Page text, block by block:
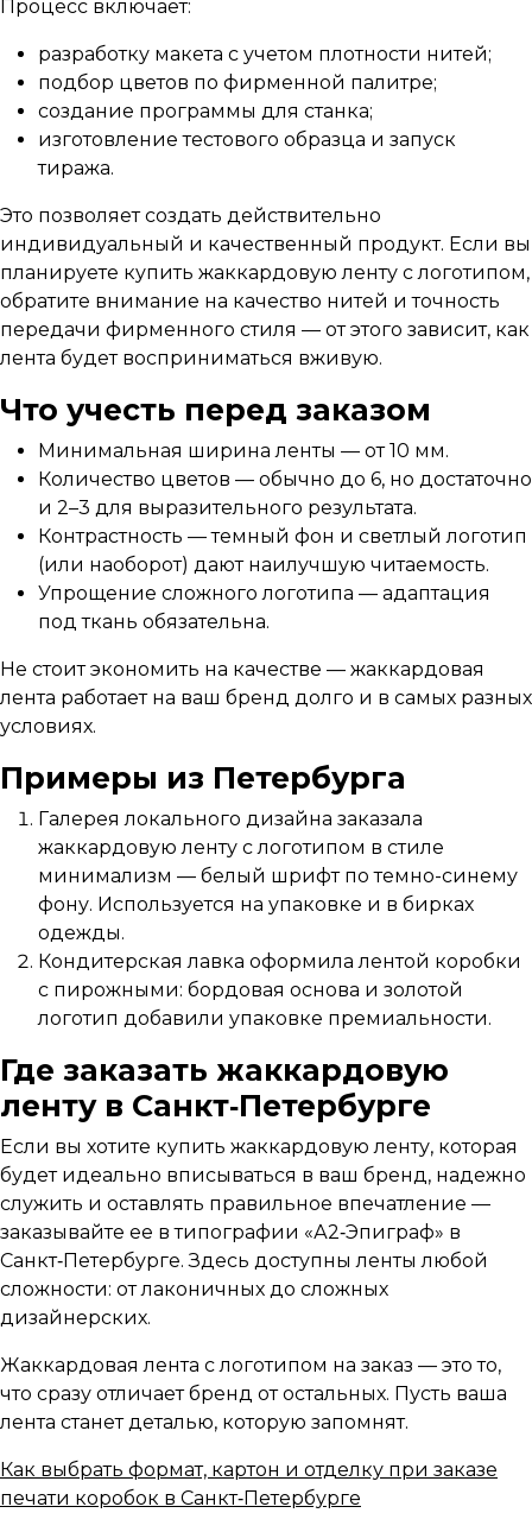
Процесс включает:
разработку макета с учетом плотности нитей;
подбор цветов по фирменной палитре;
создание программы для станка;
изготовление тестового образца и запуск
тиража.
Это позволяет создать действительно
индивидуальный и качественный продукт. Если вы
планируете купить жаккардовую ленту с логотипом,
обратите внимание на качество нитей и точность
передачи фирменного стиля — от этого зависит, как
лента будет восприниматься вживую.
Что учесть перед заказом
Минимальная ширина ленты — от 10 мм.
Количество цветов — обычно до 6, но достаточно
и 2–3 для выразительного результата.
Контрастность — темный фон и светлый логотип
(или наоборот) дают наилучшую читаемость.
Упрощение сложного логотипа — адаптация
под ткань обязательна.
Не стоит экономить на качестве — жаккардовая
лента работает на ваш бренд долго и в самых разных
условиях.
Примеры из Петербурга
Галерея локального дизайна заказала
жаккардовую ленту с логотипом в стиле
минимализм — белый шрифт по темно-синему
фону. Используется на упаковке и в бирках
одежды.
Кондитерская лавка оформила лентой коробки
с пирожными: бордовая основа и золотой
логотип добавили упаковке премиальности.
Где заказать жаккардовую
ленту в Санкт‑Петербурге
Если вы хотите купить жаккардовую ленту, которая
будет идеально вписываться в ваш бренд, надежно
служить и оставлять правильное впечатление —
заказывайте ее в типографии «А2‑Эпиграф» в
Санкт‑Петербурге. Здесь доступны ленты любой
сложности: от лаконичных до сложных
дизайнерских.
Жаккардовая лента с логотипом на заказ — это то,
что сразу отличает бренд от остальных. Пусть ваша
лента станет деталью, которую запомнят.
Как выбрать формат, картон и отделку при заказе
печати коробок в Санкт‑Петербурге